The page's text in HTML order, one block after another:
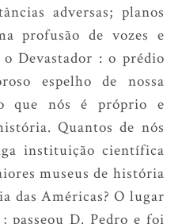
adversas; planos
profusão de vozes e
Devastador : o prédio
espelho de nossa
que nós é próprio e
Quantos de nós
instituição científica
museus de história
das Américas? O lugar
passeou D. Pedro e foi